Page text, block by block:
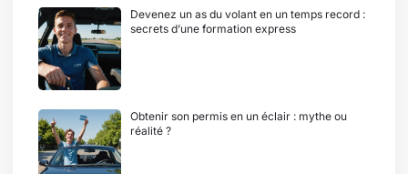
Devenez un as du volant en un temps record :
secrets d’une formation express
Obtenir son permis en un éclair : mythe ou
réalité ?